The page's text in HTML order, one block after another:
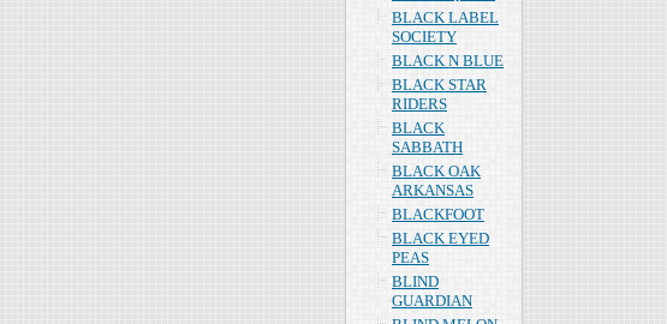
BLACK LABEL
SOCIETY
BLACK N BLUE
BLACK STAR
RIDERS
BLACK
SABBATH
BLACK OAK
ARKANSAS
BLACKFOOT
BLACK EYED
PEAS
BLIND
GUARDIAN